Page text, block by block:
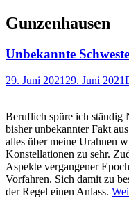
Gunzenhausen
Unbekannte
29. Juni 2021 29. Juni 2021
Beruflich spüre ich ständig
bisher unbekannter Fakt
alles über meine Urahnen
Konstellationen zu sehr.
Aspekte vergangener
Vorfahren. Sich damit zu
der Regel einen Anlass.